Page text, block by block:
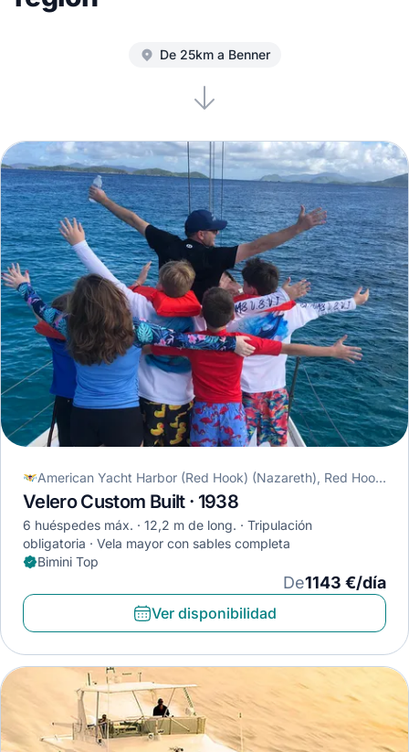
De 25km a Benner
American Yacht Harbor (Red Hook) (Nazareth), Red Hook, Islas Vírgenes de los Estados Unidos
Velero Custom Built · 1938
6 huéspedes máx. 12,2 m de long.
Tripulación
obligatoria
Vela mayor con sables completa
Bimini Top
De1143 €/día
Ver disponibilidad